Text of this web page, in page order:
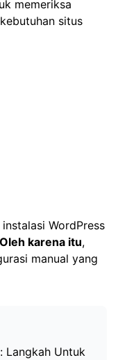
memeriksa
situs
instalasi WordPress
Oleh karena itu,
manual yang
Langkah Untuk